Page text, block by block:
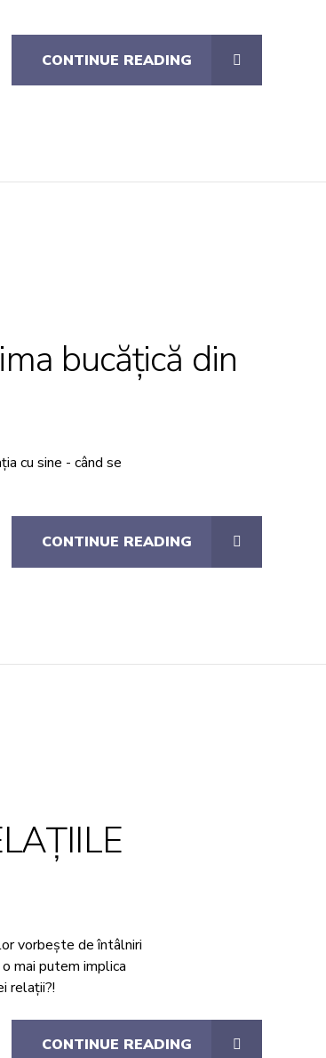
CONTINUE READING
bucățică din
cu sine - când se
CONTINUE READING
vorbește de întâlniri
mai putem implica
relații?!
CONTINUE READING